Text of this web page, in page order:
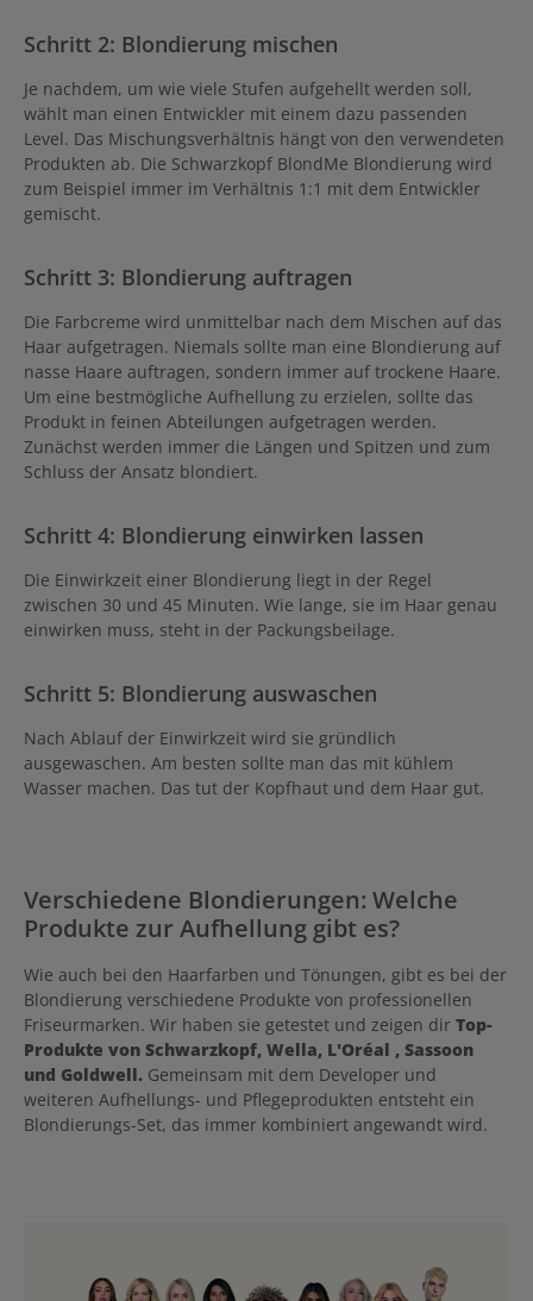
Schritt 2: Blondierung mischen
Je nachdem, um wie viele Stufen aufgehellt werden soll,
wählt man einen Entwickler mit einem dazu passenden
Level. Das Mischungsverhältnis hängt von den verwendeten
Produkten ab. Die Schwarzkopf BlondMe Blondierung wird
zum Beispiel immer im Verhältnis 1:1 mit dem Entwickler
gemischt.
Schritt 3: Blondierung auftragen
Die Farbcreme wird unmittelbar nach dem Mischen auf das
Haar aufgetragen. Niemals sollte man eine Blondierung auf
nasse Haare auftragen, sondern immer auf trockene Haare.
Um eine bestmögliche Aufhellung zu erzielen, sollte das
Produkt in feinen Abteilungen aufgetragen werden.
Zunächst werden immer die Längen und Spitzen und zum
Schluss der Ansatz blondiert.
Schritt 4: Blondierung einwirken lassen
Die Einwirkzeit einer Blondierung liegt in der Regel
zwischen 30 und 45 Minuten. Wie lange, sie im Haar genau
einwirken muss, steht in der Packungsbeilage.
Schritt 5: Blondierung auswaschen
Nach Ablauf der Einwirkzeit wird sie gründlich
ausgewaschen. Am besten sollte man das mit kühlem
Wasser machen. Das tut der Kopfhaut und dem Haar gut.
Verschiedene Blondierungen: Welche
Produkte zur Aufhellung gibt es?
Wie auch bei den Haarfarben und Tönungen, gibt es bei der
Blondierung verschiedene Produkte von professionellen
Friseurmarken. Wir haben sie getestet und zeigen dir Top-
Produkte von Schwarzkopf, Wella, L'Oréal , Sassoon
und Goldwell. Gemeinsam mit dem Developer und
weiteren Aufhellungs- und Pflegeprodukten entsteht ein
Blondierungs-Set, das immer kombiniert angewandt wird.